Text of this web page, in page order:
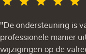
"De ondersteuning is
professionele manier
wijzigingen op de